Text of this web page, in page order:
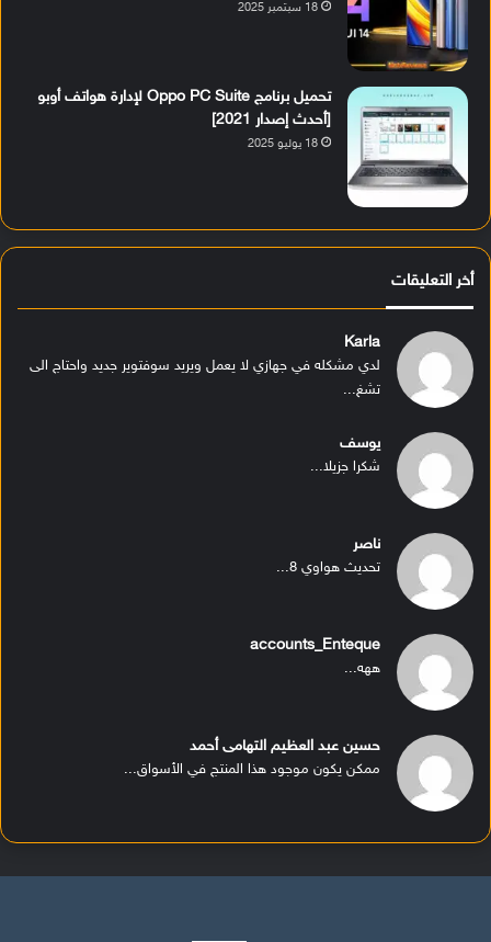
18 سبتمبر 2025
تحميل برنامج Oppo PC Suite لإدارة هواتف أوبو
[أحدث إصدار 2021]
18 يوليو 2025
أخر التعليقات
Karla
لدي مشكله في جهازي لا يعمل ويريد سوفتوير جديد واحتاج الى
تشغ...
يوسف
شكرا جزيلا...
ناصر
تحديث هواوي 8...
accounts_Enteque
ههه...
حسين عبد العظيم التهامى أحمد
ممكن يكون موجود هذا المنتج في الأسواق...